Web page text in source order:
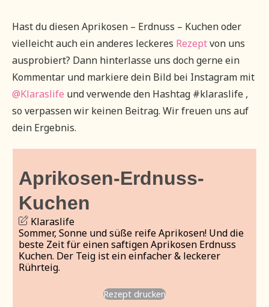
Hast du diesen Aprikosen – Erdnuss – Kuchen oder
vielleicht auch ein anderes leckeres Rezeptvon uns
ausprobiert? Dann hinterlasse uns doch gerne ein
Kommentar und markiere dein Bild bei Instagram mit
@Klaraslife und verwende den Hashtag #klaraslife ,
so verpassen wir keinen Beitrag. Wir freuen uns auf
dein Ergebnis.
Aprikosen-Erdnuss-
Kuchen
Klaraslife
Sommer, Sonne und süße reife Aprikosen! Und die
beste Zeit für einen saftigen Aprikosen Erdnuss
Kuchen. Der Teig ist ein einfacher & leckerer
Rührteig.
Rezept drucken